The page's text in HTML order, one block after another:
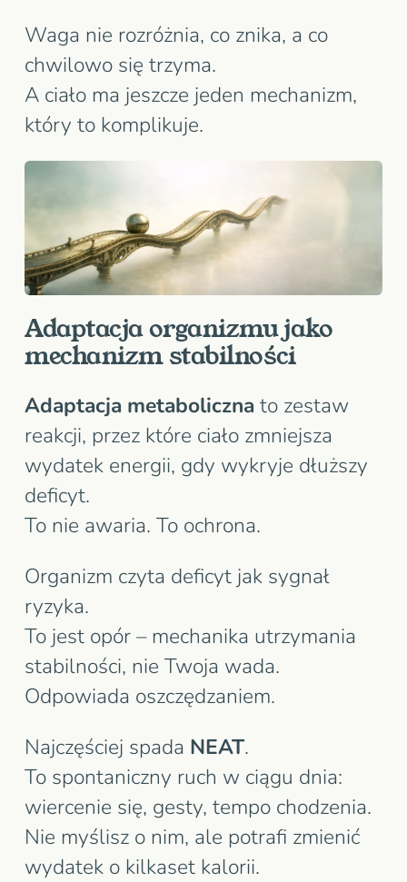
Waga nie rozróżnia, co znika, a co
chwilowo się trzyma.
A ciało ma jeszcze jeden mechanizm,
który to komplikuje.
Adaptacja organizmu jako
mechanizm stabilności
Adaptacja metaboliczna to zestaw
reakcji, przez które ciało zmniejsza
wydatek energii, gdy wykryje dłuższy
deficyt.
To nie awaria. To ochrona.
Organizm czyta deficyt jak sygnał
ryzyka.
To jest opór – mechanika utrzymania
stabilności, nie Twoja wada.
Odpowiada oszczędzaniem.
Najczęściej spada NEAT.
To spontaniczny ruch w ciągu dnia:
wiercenie się, gesty, tempo chodzenia.
Nie myślisz o nim, ale potrafi zmienić
wydatek o kilkaset kalorii.